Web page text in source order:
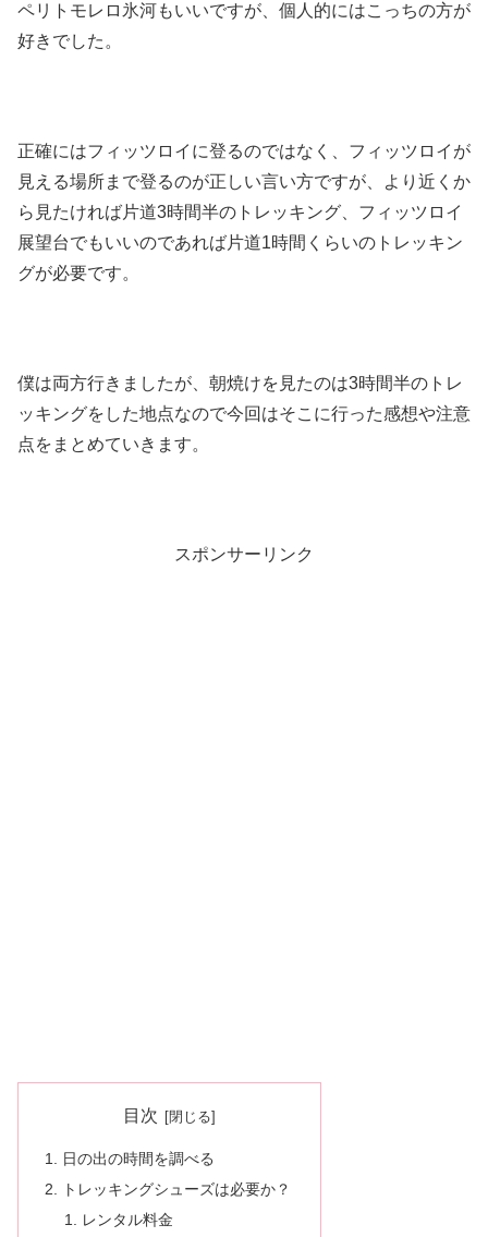
ペリトモレロ氷河もいいですが、個人的にはこっちの方が
好きでした。
正確にはフィッツロイに登るのではなく、フィッツロイが
見える場所まで登るのが正しい言い方ですが、より近くか
ら見たければ片道3時間半のトレッキング、フィッツロイ
展望台でもいいのであれば片道1時間くらいのトレッキン
グが必要です。
僕は両方行きましたが、朝焼けを見たのは3時間半のトレ
ッキングをした地点なので今回はそこに行った感想や注意
点をまとめていきます。
スポンサーリンク
目次
日の出の時間を調べる
トレッキングシューズは必要か？
レンタル料金